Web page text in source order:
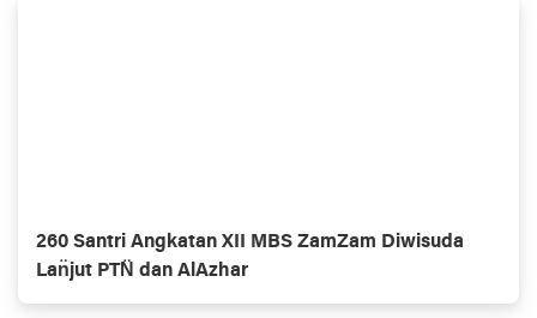
260 Santri Angkatan XII MBS ZamZam Diwisuda
Lan̈jut PTN̈ dan AlAzhar